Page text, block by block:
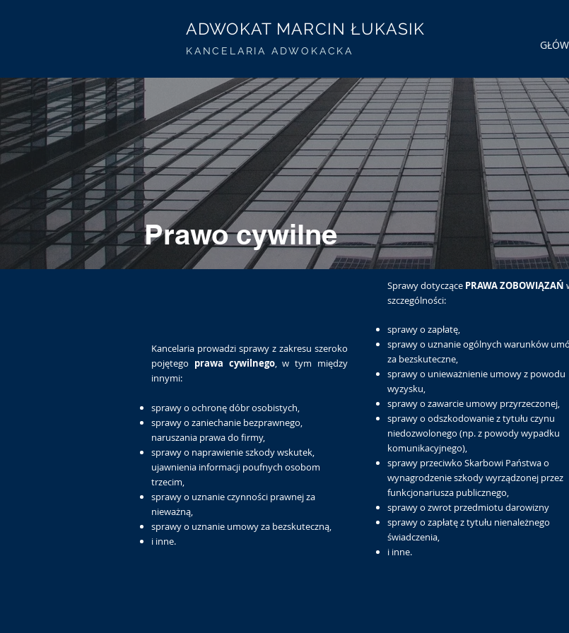
ADWOKAT MARCIN ŁUKASIK
KANCELARIA ADWOKACKA
Prawo cywilne
Kancelaria prowadzi sprawy z zakresu szeroko
pojętego prawa cywilnego, w tym między
innymi:
sprawy o ochronę dóbr osobistych,
sprawy o zaniechanie bezprawnego,
naruszania prawa do firmy,
sprawy o naprawienie szkody wskutek,
ujawnienia informacji poufnych osobom
trzecim,
sprawy o uznanie czynności prawnej za
nieważną,
sprawy o uznanie umowy za bezskuteczną,
i inne.
Sprawy dotyczące PRAWA ZOBOWIĄZAŃ
szczególności:
sprawy o zapłatę,
sprawy o uznanie ogólnych warunków
za bezskuteczne,
sprawy o unieważnienie umowy z powodu
wyzysku,
sprawy o zawarcie umowy przyrzeczonej,
sprawy o odszkodowanie z tytułu czynu
niedozwolonego (np. z powody wypadku
komunikacyjnego),
sprawy przeciwko Skarbowi Państwa o
wynagrodzenie szkody wyrządzonej przez
funkcjonariusza publicznego,
sprawy o zwrot przedmiotu darowizny
sprawy o zapłatę z tytułu nienależnego
świadczenia,
i inne.